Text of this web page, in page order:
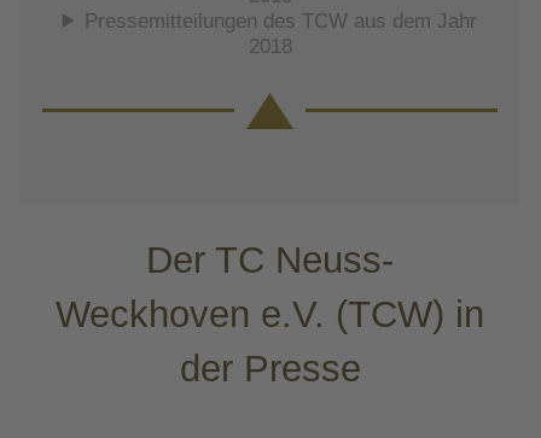
Pressemitteilungen des TCW aus dem Jahr
2018
Der TC Neuss-
Weckhoven e.V. (TCW) in
der Presse